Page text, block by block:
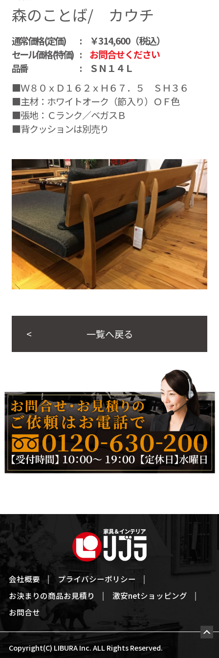
森のことば/ カウチ
通常価格(定価)
￥314,600（税込）
セール価格(特価)
お問合せください
品番
ＳＮ１４Ｌ
■Ｗ８０ｘＤ１６２ｘＨ６７．５ ＳＨ３６
■主材：ホワイトオーク（節入り）ＯＦ色
■張地：Ｃランク／ベガスＢ
■背クッションは別売り
一覧へ戻る
会社概要
プライバシーポリシー
お決まりの商品お見積り
激安netショッピング
お問合せ
Copyright(C) LIBURA Inc. ALL Rights Reserved.